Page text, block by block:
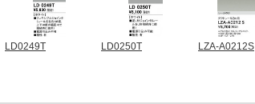
LD0249T LD0250T LZA-A0212S